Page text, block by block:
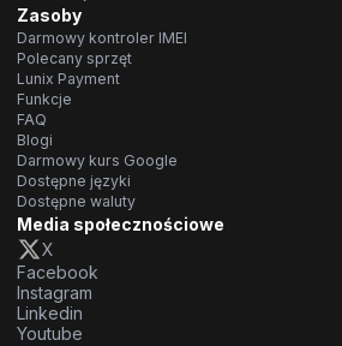
Zasoby
Darmowy kontroler IMEI
Polecany sprzęt
Lunix Payment
Funkcje
FAQ
Blogi
Darmowy kurs Google
Dostępne języki
Dostępne waluty
Media społecznościowe
X
Facebook
Instagram
Linkedin
Youtube